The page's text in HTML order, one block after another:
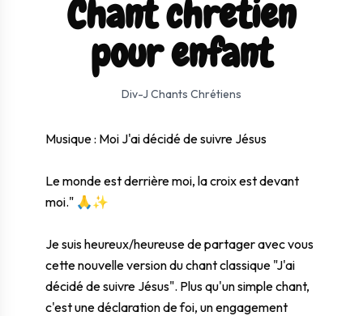
Chant chretien
pour enfant
Div-J Chants Chrétiens
0:00 ⛶ Plein écran
Musique : Moi J'ai décidé de suivre Jésus
Le monde est derrière moi, la croix est devant
moi." 🙏✨
Je suis heureux/heureuse de partager avec vous
cette nouvelle version du chant classique "J'ai
décidé de suivre Jésus". Plus qu'un simple chant,
c'est une déclaration de foi, un engagement